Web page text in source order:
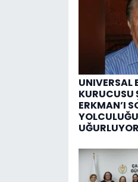
UNIVERSAL
KURUCUSU
ERKMAN’I
UĞURLUYOR